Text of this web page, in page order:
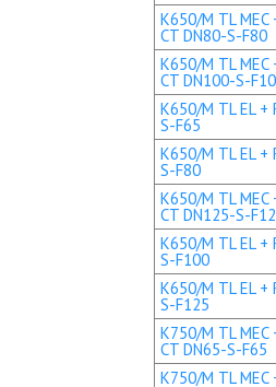
K650/M TL MEC
CT DN80-S-F80
K650/M TL MEC
CT DN100-S-
K650/M TL EL +
S-F65
K650/M TL EL +
S-F80
K650/M TL MEC
CT DN125-S-
K650/M TL EL +
S-F100
K650/M TL EL +
S-F125
K750/M TL MEC
CT DN65-S-F65
K750/M TL MEC